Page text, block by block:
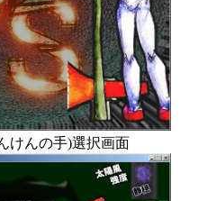
けんの手)選択画面